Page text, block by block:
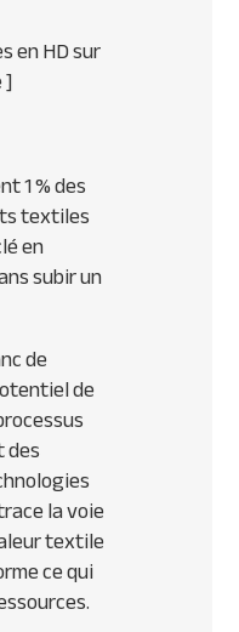
en HD sur
]
1 % des
textiles
en
subir un
de
de
la voie
textile
ce qui